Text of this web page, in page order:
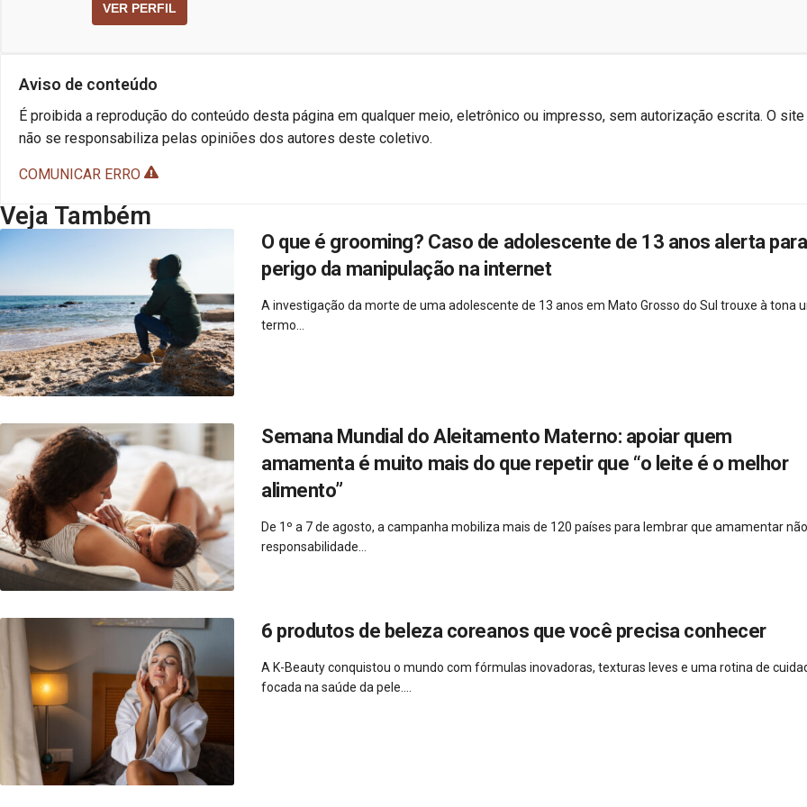
VER PERFIL
Aviso de conteúdo
É proibida a reprodução do conteúdo desta página em qualquer meio, eletrônico ou impresso, sem autorização escrita. O site
não se responsabiliza pelas opiniões dos autores deste coletivo.
COMUNICAR ERRO
Veja Também
O que é grooming? Caso de adolescente de 13 anos alerta
perigo da manipulação na internet
A investigação da morte de uma adolescente de 13 anos em Mato Grosso do Sul trouxe à tona
termo...
Semana Mundial do Aleitamento Materno: apoiar quem
amamenta é muito mais do que repetir que “o leite é o melhor
alimento”
De 1º a 7 de agosto, a campanha mobiliza mais de 120 países para lembrar que amamentar
responsabilidade...
6 produtos de beleza coreanos que você precisa conhecer
A K-Beauty conquistou o mundo com fórmulas inovadoras, texturas leves e uma rotina de
focada na saúde da pele....